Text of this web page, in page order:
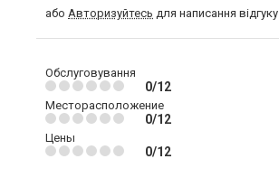
або Авторизуйтесь для написання відгуку
Обслуговування
0/12
Месторасположение
0/12
Цены
0/12